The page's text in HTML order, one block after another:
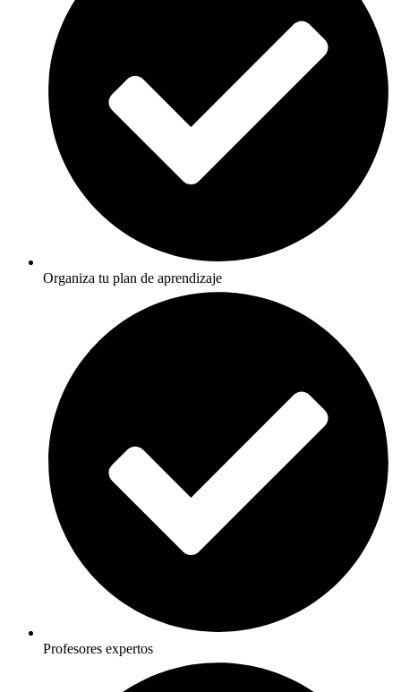
Organiza tu plan de aprendizaje
Profesores expertos